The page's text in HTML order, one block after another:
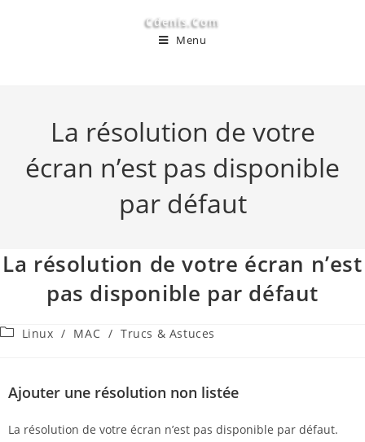
Cdenis.com
Menu
La résolution de votre
écran n’est pas disponible
par défaut
La résolution de votre écran n’est
pas disponible par défaut
Linux / MAC / Trucs & Astuces
Ajouter une résolution non listée
La résolution de votre écran n’est pas disponible par défaut.